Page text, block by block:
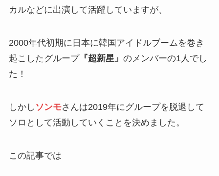
カルなどに出演して活躍していますが、
2000年代初期に日本に韓国アイドルブームを巻き
起こしたグループ『超新星』 のメンバーの1人でし
た！
しかし ソンモさんは2019年にグループを脱退して
ソロとして活動していくことを決めました。
この記事では